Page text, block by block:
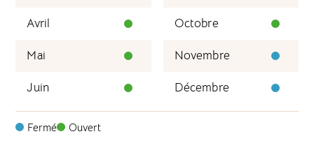
Avril
Mai
Juin
Octobre
Novembre
Décembre
Fermé Ouvert